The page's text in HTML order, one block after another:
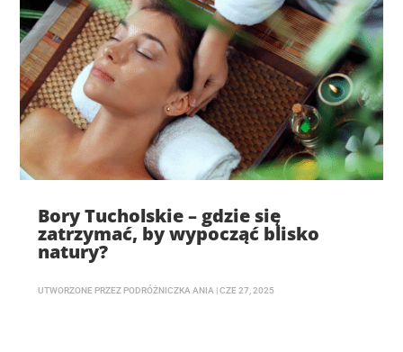
Bory Tucholskie – gdzie się
zatrzymać, by wypocząć blisko
natury?
UTWORZONE PRZEZ PODRÓŻNICZKA ANIA |CZE 27, 2025